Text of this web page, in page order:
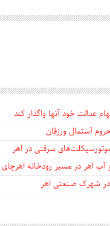
عدالت خود آنها واگذار کند
آستمال ورزقان
آب اهر در مسیر رودخانه اهرچای
در شهرک صنعتی اهر